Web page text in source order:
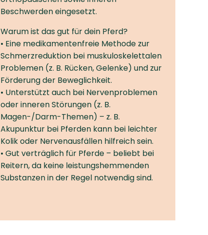
Beschwerden eingesetzt.
Warum ist das gut für dein Pferd?
• Eine medikamentenfreie Methode zur
Schmerz­reduktion bei muskuloskelettalen
Problemen (z. B. Rücken, Gelenke) und zur
Förderung der Beweglichkeit.
• Unterstützt auch bei Nervenproblemen
oder inneren Störungen (z. B.
Magen-/Darm-Themen) – z. B.
Akupunktur bei Pferden kann bei leichter
Kolik oder Nervenausfällen hilfreich sein.
• Gut verträglich für Pferde – beliebt bei
Reitern, da keine leistungshemmenden
Substanzen in der Regel notwendig sind.